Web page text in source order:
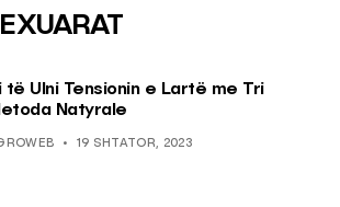
të Ulni Tensionin e Lartë me Tri
Natyrale
19 SHTATOR, 2023